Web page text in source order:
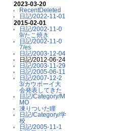
2023-03-20
RecentDeleted
日記/2022-11-01
2015-02-01
日記/2002-11-0
9/たこ焼き
日記/2002-11-0
7/es
日記/2003-12-04
日記/2012-06-24
日記/2003-11-29
日記/2005-06-11
日記/2007-12-2
3/カウボーイ大
会発表してきた
日記/Category/M
MO
凍りついた瞳
日記/Category/学
校
日記/2005-11-1